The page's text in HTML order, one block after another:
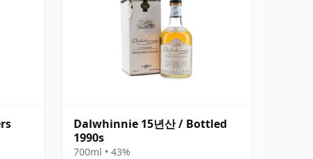
Dalwhinnie 15년산 / Bottled
1990s
700ml • 43%